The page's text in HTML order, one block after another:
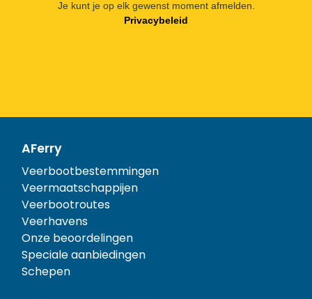
Je kunt je op elk gewenst moment afmelden.
Privacybeleid
AFerry
Veerbootbestemmingen
Veermaatschappijen
Veerbootroutes
Veerhavens
Onze beoordelingen
Speciale aanbiedingen
Schepen